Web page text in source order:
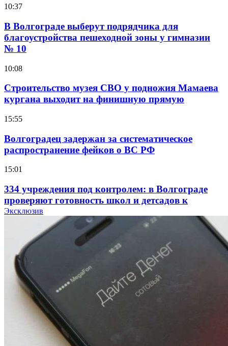
10:37
В Волгограде выберут подрядчика для
благоустройства пешеходной зоны у гимназии
№ 10
10:08
Строительство музея СВО у подножия Мамаева
кургана выходит на финишную прямую
15:55
Волгоградец задержан за систематическое
распространение фейков о ВС РФ
15:01
334 учреждения под контролем: в Волгограде
проверяют готовность школ и детсадов к
учебному году
Покушение на убийство в Волгограде: девушка
напала на незнакомую женщину с ножом
12:39
Сладкий праздник в Волгограде: в Центральном
парке прошёл фестиваль „Арбузный переполох“
Эксклюзив